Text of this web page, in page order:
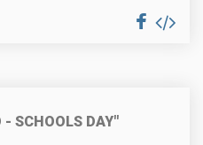
- SCHOOLS DAY"